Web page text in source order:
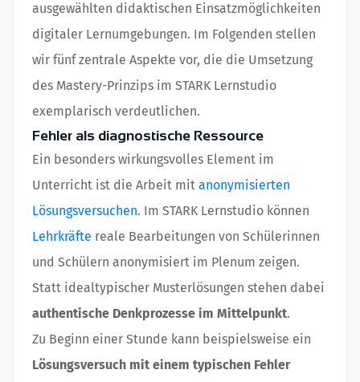
ausgewählten didaktischen Einsatzmöglichkeiten
digitaler Lernumgebungen. Im Folgenden stellen
wir fünf zentrale Aspekte vor, die die Umsetzung
des Mastery-Prinzips im STARK Lernstudio
exemplarisch verdeutlichen.
Fehler als diagnostische Ressource
Ein besonders wirkungsvolles Element im
Unterricht ist die Arbeit mit anonymisierten
Lösungsversuchen. Im STARK Lernstudio können
Lehrkräfte reale Bearbeitungen von Schülerinnen
und Schülern anonymisiert im Plenum zeigen.
Statt idealtypischer Musterlösungen stehen dabei
authentische Denkprozesse im Mittelpunkt.
Zu Beginn einer Stunde kann beispielsweise ein
Lösungsversuch mit einem typischen Fehler